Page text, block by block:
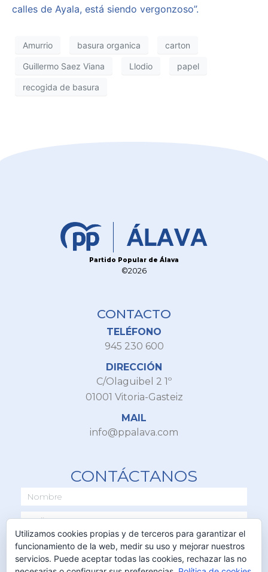
calles de Ayala, está siendo vergonzoso”.
Amurrio basura organica carton
Guillermo Saez Viana Llodio papel
recogida de basura
Partido Popular de Álava
©2026
CONTACTO
TELÉFONO
945 230 600
DIRECCIÓN
C/Olaguibel 2 1º
01001 Vitoria-Gasteiz
MAIL
info@ppalava.com
CONTÁCTANOS
Utilizamos cookies propias y de terceros para garantizar el
funcionamiento de la web, medir su uso y mejorar nuestros
servicios. Puede aceptar todas las cookies, rechazar las no